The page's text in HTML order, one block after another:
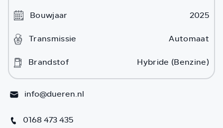
Bouwjaar
2025
Transmissie
Automaat
Brandstof
Hybride (Benzine)
info@dueren.nl
0168 473 435